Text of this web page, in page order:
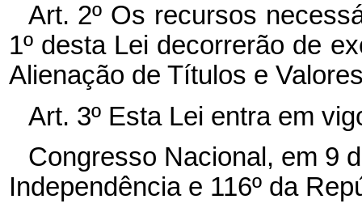
Art. 2º Os recursos
1º desta Lei decorrerão de
Alienação de Títulos e
Art. 3º Esta Lei entra em
Congresso Nacional, em 9
Independência e 116º da